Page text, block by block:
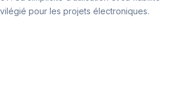
pour les projets électroniques.